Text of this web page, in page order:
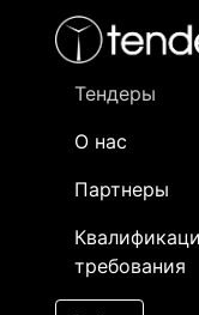
Тендеры
О нас
Партнеры
требования
- активный лот
- сохраненный лот
Закупка: Шина
медная
Победитель